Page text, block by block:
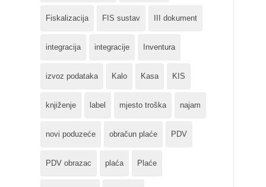
Fiskalizacija FIS sustav III dokument
integracija integracije Inventura
izvoz podataka Kalo Kasa KIS
knjiženje label mjesto troška najam
novi poduzeće obračun plaće PDV
PDV obrazac plaća Plaće